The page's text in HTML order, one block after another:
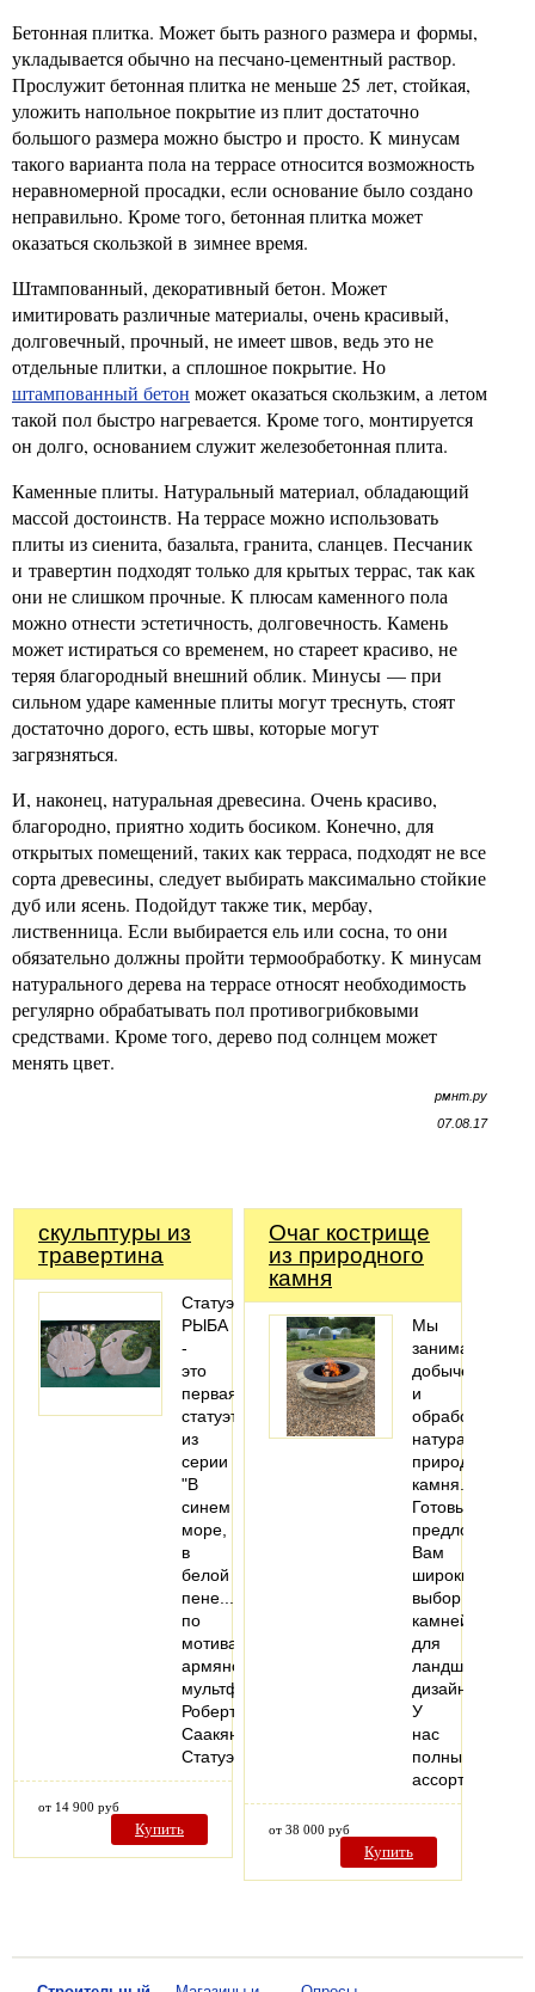
Бетонная плитка. Может быть разного размера и формы,
укладывается обычно на песчано-цементный раствор.
Прослужит бетонная плитка не меньше 25 лет, стойкая,
уложить напольное покрытие из плит достаточно
большого размера можно быстро и просто. К минусам
такого варианта пола на террасе относится возможность
неравномерной просадки, если основание было создано
неправильно. Кроме того, бетонная плитка может
оказаться скользкой в зимнее время.
Штампованный, декоративный бетон. Может
имитировать различные материалы, очень красивый,
долговечный, прочный, не имеет швов, ведь это не
отдельные плитки, а сплошное покрытие. Но
штампованный бетон может оказаться скользким, а летом
такой пол быстро нагревается. Кроме того, монтируется
он долго, основанием служит железобетонная плита.
Каменные плиты. Натуральный материал, обладающий
массой достоинств. На террасе можно использовать
плиты из сиенита, базальта, гранита, сланцев. Песчаник
и травертин подходят только для крытых террас, так как
они не слишком прочные. К плюсам каменного пола
можно отнести эстетичность, долговечность. Камень
может истираться со временем, но стареет красиво, не
теряя благородный внешний облик. Минусы — при
сильном ударе каменные плиты могут треснуть, стоят
достаточно дорого, есть швы, которые могут
загрязняться.
И, наконец, натуральная древесина. Очень красиво,
благородно, приятно ходить босиком. Конечно, для
открытых помещений, таких как терраса, подходят не все
сорта древесины, следует выбирать максимально стойкие
дуб или ясень. Подойдут также тик, мербау,
лиственница. Если выбирается ель или сосна, то они
обязательно должны пройти термообработку. К минусам
натурального дерева на террасе относят необходимость
регулярно обрабатывать пол противогрибковыми
средствами. Кроме того, дерево под солнцем может
менять цвет.
рмнт.ру
07.08.17
скульптуры из
травертина
Статуэтка
РЫБА
-
это
первая
статуэтка
из
серии
"В
синем
море,
в
белой
пене..."
по
мотивам
армянского
мультфильма
Роберта
Саакянца.
Статуэтка…
от 14 900 руб
Купить
Очаг кострище
из природного
камня
Мы
занимаемся
добычей
и
обработкой
натурального
природного
камня.
Готовы
предложить
Вам
широкий
выбор
камней
для
ландшафтного
дизайна.
У
нас
полный
ассортимент…
от 38 000 руб
Купить